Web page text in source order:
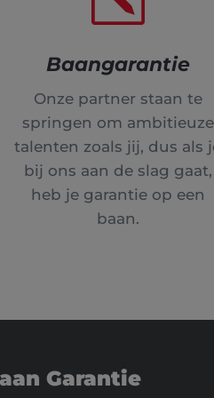
Baangarantie
Onze partner staan te
springen om ambitieuze
talenten zoals jij, dus als
bij ons aan de slag gaat,
heb je garantie op een
baan.
Garantie